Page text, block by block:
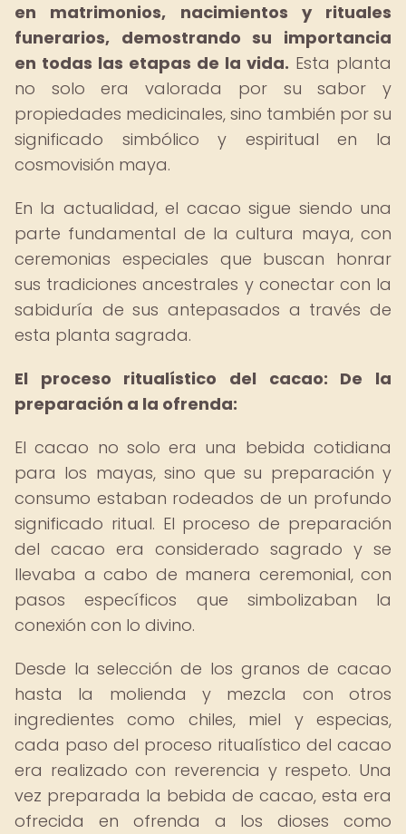
en matrimonios, nacimientos y rituales
funerarios, demostrando su importancia
en todas las etapas de la vida. Esta planta
no solo era valorada por su sabor y
propiedades medicinales, sino también por su
significado simbólico y espiritual en la
cosmovisión maya.
En la actualidad, el cacao sigue siendo una
parte fundamental de la cultura maya, con
ceremonias especiales que buscan honrar
sus tradiciones ancestrales y conectar con la
sabiduría de sus antepasados a través de
esta planta sagrada.
El proceso ritualístico del cacao: De la
preparación a la ofrenda:
El cacao no solo era una bebida cotidiana
para los mayas, sino que su preparación y
consumo estaban rodeados de un profundo
significado ritual. El proceso de preparación
del cacao era considerado sagrado y se
llevaba a cabo de manera ceremonial, con
pasos específicos que simbolizaban la
conexión con lo divino.
Desde la selección de los granos de cacao
hasta la molienda y mezcla con otros
ingredientes como chiles, miel y especias,
cada paso del proceso ritualístico del cacao
era realizado con reverencia y respeto. Una
vez preparada la bebida de cacao, esta era
ofrecida en ofrenda a los dioses como